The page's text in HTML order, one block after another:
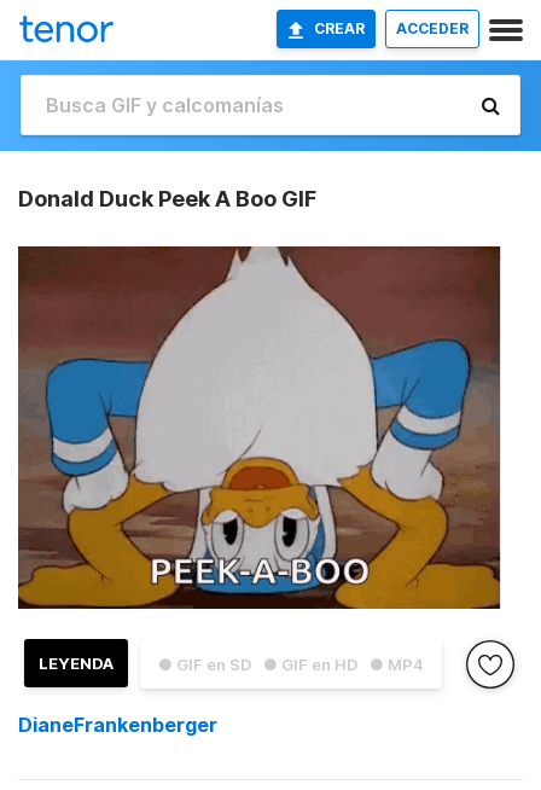
CREAR ACCEDER
Donald Duck Peek A Boo GIF
● GIF en SD ● GIF en HD ● MP4
LEYENDA
DianeFrankenberger